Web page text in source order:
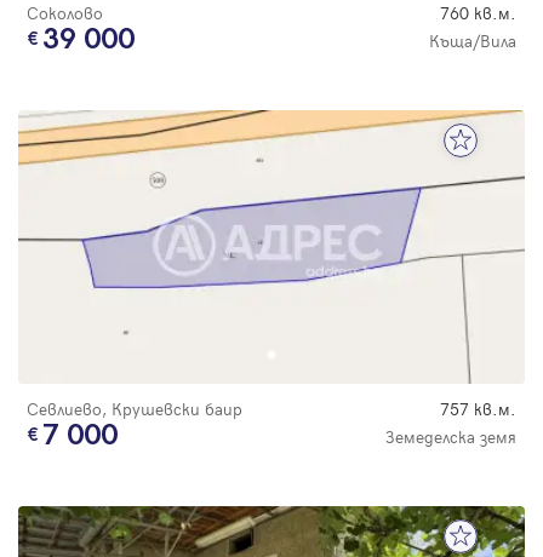
Соколово 760 кв.м.
39 000 Къща/Вила
Севлиево, Крушевски баир 757 кв.м.
7 000 Земеделска земя